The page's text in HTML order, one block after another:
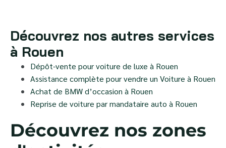
Découvrez nos autres services
à Rouen
Dépôt-vente pour voiture de luxe à Rouen
Assistance complète pour vendre un Voiture à Rouen
Achat de BMW d’occasion à Rouen
Reprise de voiture par mandataire auto à Rouen
Découvrez nos zones